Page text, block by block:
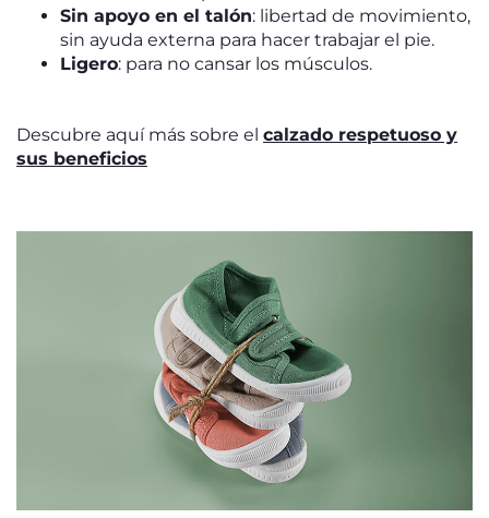
Sin apoyo en el talón: libertad de movimiento,
sin ayuda externa para hacer trabajar el pie.
Ligero: para no cansar los músculos.
Descubre aquí más sobre el calzado respetuoso y
sus beneficios